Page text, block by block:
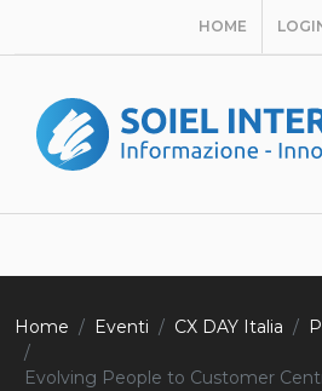
HOME
Home Eventi CX DAY Italia
Evolving People to Customer